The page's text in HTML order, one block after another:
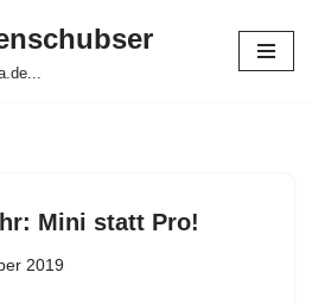
Mini statt Pro!
2019